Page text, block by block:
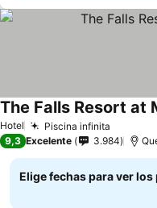
Hotel Piscina infinita
The Falls Resort at
9,3 Excelente 3.984
Elige fechas para ver